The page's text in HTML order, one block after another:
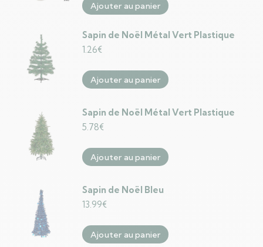
Ajouter au panier
Sapin de Noël Métal Vert Plastique
1.26€
Ajouter au panier
Sapin de Noël Métal Vert Plastique
5.78€
Ajouter au panier
Sapin de Noël Bleu
13.99€
Ajouter au panier